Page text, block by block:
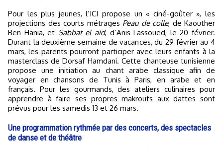
Pour les plus jeunes, l’ICI propose un « ciné-goûter », les
projections des courts métrages Peau de colle, de Kaouther
Ben Hania, et Sabbat el aid, d’Anis Lassoued, le 20 février.
Durant la deuxième semaine de vacances, du 29 février au 4
mars, les parents pourront participer avec leurs enfants à la
masterclass de Dorsaf Hamdani. Cette chanteuse tunisienne
propose une initiation au chant arabe classique afin de
voyager en chansons de Tunis à Paris, en arabe et en
français. Pour les gourmands, des ateliers culinaires pour
apprendre à faire ses propres makrouts aux dattes sont
prévus pour les samedis 13 et 26 mars.
Une programmation rythmée par des concerts, des spectacles
de danse et de théâtre